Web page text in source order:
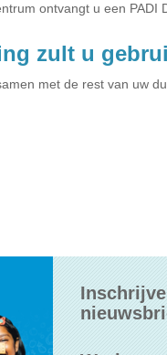
ontvangt u een PADI
zult u
met de rest van uw